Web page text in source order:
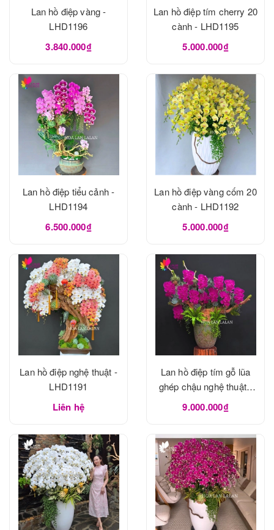
Lan hồ điệp vàng -
LHD1196
3.840.000₫
Lan hồ điệp tím cherry 20
cành - LHD1195
5.000.000₫
Lan hồ điệp tiểu cảnh -
LHD1194
6.500.000₫
Lan hồ điệp vàng cốm 20
cành - LHD1192
5.000.000₫
Lan hồ điệp nghệ thuật -
LHD1191
Liên hệ
Lan hồ điệp tím gỗ lũa
ghép chậu nghệ thuật -
LHD1190
9.000.000₫